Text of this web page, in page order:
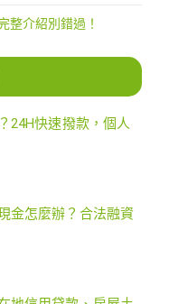
整介紹別錯過！
24H快速撥款，個人
金怎麼辦？合法融資